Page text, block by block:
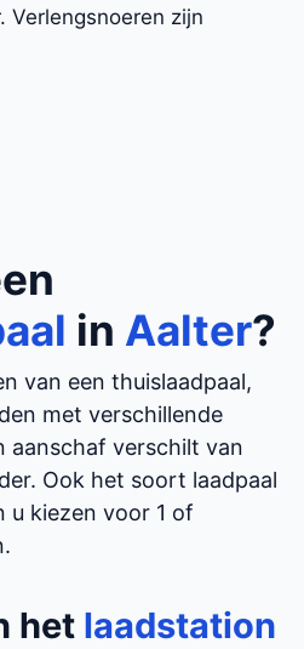
Verlengsnoeren zijn
in Aalter?
van een thuislaadpaal,
met verschillende
aanschaf verschilt van
Ook het soort laadpaal
u kiezen voor 1 of
het laadstation